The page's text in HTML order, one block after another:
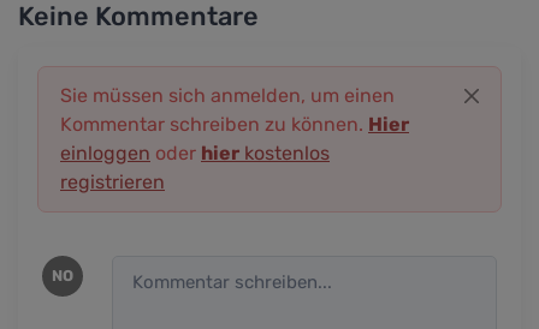
Keine Kommentare
Sie müssen sich anmelden, um einen
Kommentar schreiben zu können. Hier
einloggen oder hier kostenlos
registrieren
NO